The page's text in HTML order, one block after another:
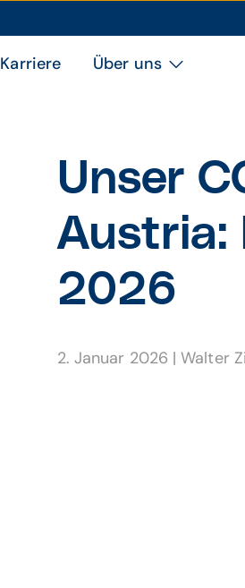
Karriere Über uns
Unser
Austria:
2026
2. Januar 2026 |Walter